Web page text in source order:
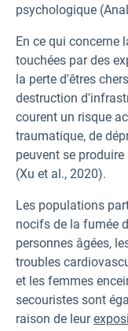
psychologique
En ce qui concerne
touchées par des
la perte d'êtres
destruction
courent un risque
traumatique, de
peuvent se
(Xu et al., 2020).
Les populations
nocifs de la fumée
personnes âgées,
troubles
et les femmes
secouristes sont
raison de leur